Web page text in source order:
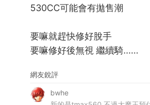
530CC可能會有拋售潮
要嘛就趕快修好脫手
要嘛修好後無視 繼續騎......
網友銳評
bwhe